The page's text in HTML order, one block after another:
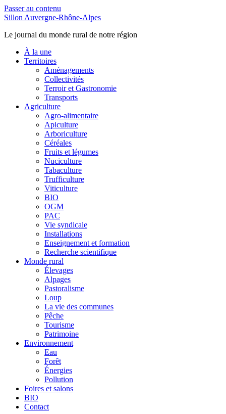
Passer au contenu
Sillon Auvergne-Rhône-Alpes
Le journal du monde rural de notre région
À la une
Territoires
Aménagements
Collectivités
Terroir et Gastronomie
Transports
Agriculture
Agro-alimentaire
Apiculture
Arboriculture
Céréales
Fruits et légumes
Nuciculture
Tabaculture
Trufficulture
Viticulture
BIO
OGM
PAC
Vie syndicale
Installations
Enseignement et formation
Recherche scientifique
Monde rural
Élevages
Alpages
Pastoralisme
Loup
La vie des communes
Pêche
Tourisme
Patrimoine
Environnement
Eau
Forêt
Énergies
Pollution
Foires et salons
BIO
Contact